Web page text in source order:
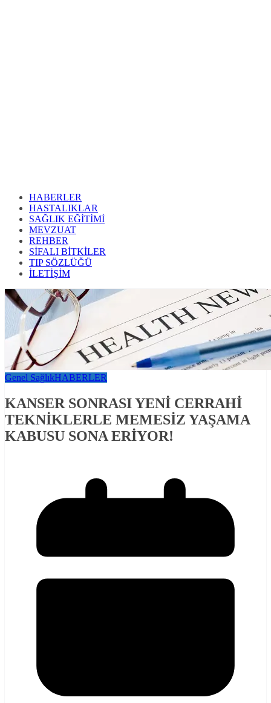
HABERLER
HASTALIKLAR
SAĞLIK EĞİTİMİ
MEVZUAT
REHBER
SİFALI BİTKİLER
TIP SÖZLÜĞÜ
İLETİŞİM
Genel SağlıkHABERLER
KANSER SONRASI YENİ CERRAHİ
TEKNİKLERLE MEMESİZ YAŞAMA
KABUSU SONA ERİYOR!